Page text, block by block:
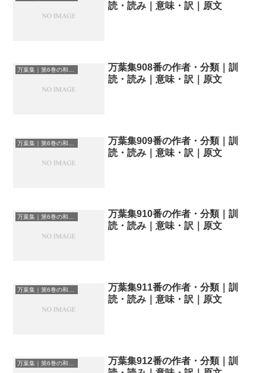
読・読み｜意味・訳｜原文
万葉集｜第6巻の和歌一覧
万葉集908番の作者・分類｜訓
読・読み｜意味・訳｜原文
万葉集909番の作者・分類｜訓
読・読み｜意味・訳｜原文
万葉集910番の作者・分類｜訓
読・読み｜意味・訳｜原文
万葉集｜第6巻の和歌一覧
万葉集911番の作者・分類｜訓
読・読み｜意味・訳｜原文
万葉集912番の作者・分類｜訓